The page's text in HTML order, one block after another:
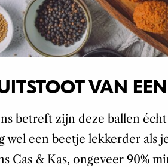
VAN
betreft zijn deze ballen
wel een beetje lekkerder als
Cas & Kas, ongeveer 90%